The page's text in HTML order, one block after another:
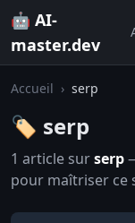
🤖 AI-
master.dev
Accueil › serp
🏷️ serp
1 article surserp
pour maîtriser ce